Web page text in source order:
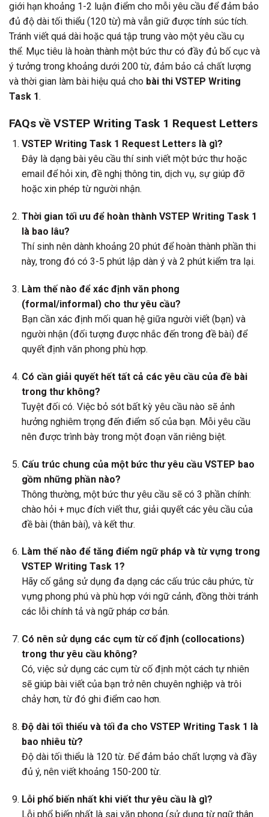
giới hạn khoảng 1-2 luận điểm cho mỗi yêu cầu để đảm bảo
đủ độ dài tối thiểu (120 từ) mà vẫn giữ được tính súc tích.
Tránh viết quá dài hoặc quá tập trung vào một yêu cầu cụ
thể. Mục tiêu là hoàn thành một bức thư có đầy đủ bố cục và
ý tưởng trong khoảng dưới 200 từ, đảm bảo cả chất lượng
và thời gian làm bài hiệu quả cho bài thi VSTEP Writing
Task 1.
FAQs về VSTEP Writing Task 1 Request Letters
VSTEP Writing Task 1 Request Letters là gì?
Đây là dạng bài yêu cầu thí sinh viết một bức thư hoặc
email để hỏi xin, đề nghị thông tin, dịch vụ, sự giúp đỡ
hoặc xin phép từ người nhận.
Thời gian tối ưu để hoàn thành VSTEP Writing Task 1
là bao lâu?
Thí sinh nên dành khoảng 20 phút để hoàn thành phần thi
này, trong đó có 3-5 phút lập dàn ý và 2 phút kiểm tra lại.
Làm thế nào để xác định văn phong
(formal/informal) cho thư yêu cầu?
Bạn cần xác định mối quan hệ giữa người viết (bạn) và
người nhận (đối tượng được nhắc đến trong đề bài) để
quyết định văn phong phù hợp.
Có cần giải quyết hết tất cả các yêu cầu của đề bài
trong thư không?
Tuyệt đối có. Việc bỏ sót bất kỳ yêu cầu nào sẽ ảnh
hưởng nghiêm trọng đến điểm số của bạn. Mỗi yêu cầu
nên được trình bày trong một đoạn văn riêng biệt.
Cấu trúc chung của một bức thư yêu cầu VSTEP bao
gồm những phần nào?
Thông thường, một bức thư yêu cầu sẽ có 3 phần chính:
chào hỏi + mục đích viết thư, giải quyết các yêu cầu của
đề bài (thân bài), và kết thư.
Làm thế nào để tăng điểm ngữ pháp và từ vựng trong
VSTEP Writing Task 1?
Hãy cố gắng sử dụng đa dạng các cấu trúc câu phức, từ
vựng phong phú và phù hợp với ngữ cảnh, đồng thời tránh
các lỗi chính tả và ngữ pháp cơ bản.
Có nên sử dụng các cụm từ cố định (collocations)
trong thư yêu cầu không?
Có, việc sử dụng các cụm từ cố định một cách tự nhiên
sẽ giúp bài viết của bạn trở nên chuyên nghiệp và trôi
chảy hơn, từ đó ghi điểm cao hơn.
Độ dài tối thiểu và tối đa cho VSTEP Writing Task 1 là
bao nhiêu từ?
Độ dài tối thiểu là 120 từ. Để đảm bảo chất lượng và đầy
đủ ý, nên viết khoảng 150-200 từ.
Lỗi phổ biến nhất khi viết thư yêu cầu là gì?
Lỗi phổ biến nhất là sai văn phong (sử dụng từ ngữ thân